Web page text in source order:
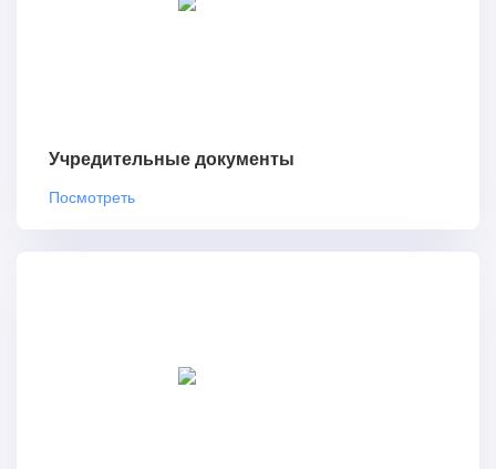
Учредительные документы
Посмотреть